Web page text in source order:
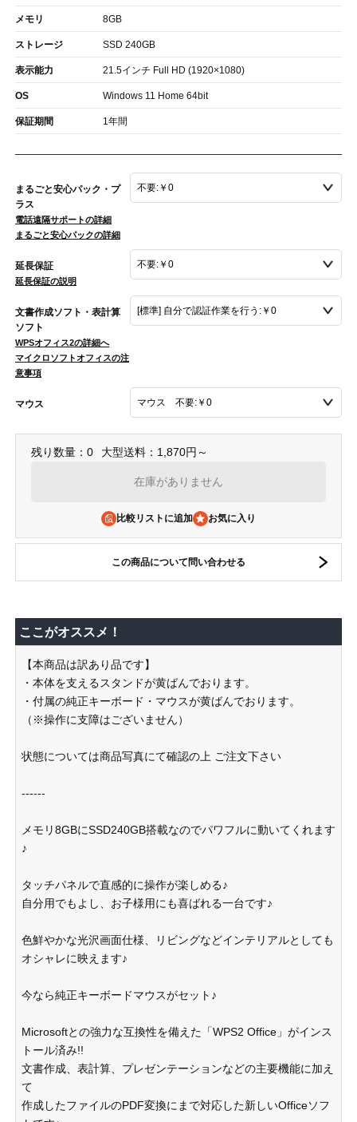
メモリ 8GB
ストレージ SSD 240GB
表示能力 21.5インチ Full HD (1920×1080)
OS Windows 11 Home 64bit
保証期間 1年間
まるごと安心パック・プ
ラス
電話遠隔サポートの詳細
まるごと安心パックの詳細
延長保証
延長保証の説明
文書作成ソフト・表計算
ソフト
WPSオフィス2の詳細へ
マイクロソフトオフィスの注
意事項
マウス
残り数量：0 大型送料：1,870円～
在庫がありません
比較リストに追加
この商品について問い合わせる
ここがオススメ！
【本商品は訳あり品です】
・本体を支えるスタンドが黄ばんでおります。
・付属の純正キーボード・マウスが黄ばんでおります。
（※操作に支障はございません）
状態については商品写真にて確認の上 ご注文下さい
------
メモリ8GBにSSD240GB搭載なのでパワフルに動いてくれます
♪
タッチパネルで直感的に操作が楽しめる♪
自分用でもよし、お子様用にも喜ばれる一台です♪
色鮮やかな光沢画面仕様、リビングなどインテリアルとしても
オシャレに映えます♪
今なら純正キーボードマウスがセット♪
Microsoftとの強力な互換性を備えた「WPS2 Office」がインス
トール済み!!
文書作成、表計算、プレゼンテーションなどの主要機能に加え
て
作成したファイルのPDF変換にまで対応した新しいOfficeソフ